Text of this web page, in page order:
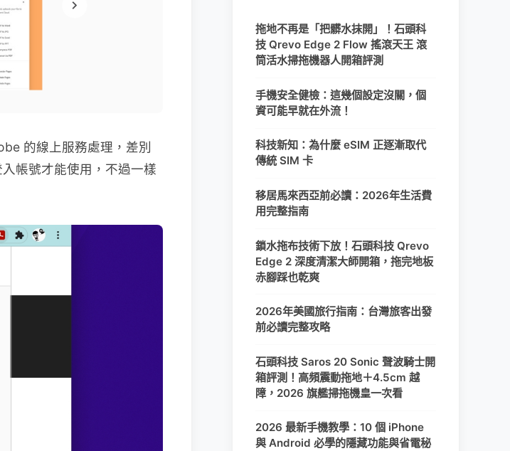
的線上服務處理，差別
帳號才能使用，不過一樣
拖地不再是「把髒水抹開」！石頭科
技 Qrevo Edge 2 Flow 搖滾天王 滾
筒活水掃拖機器人開箱評測
手機安全健檢：這幾個設定沒關，個
資可能早就在外流！
科技新知：為什麼 eSIM 正逐漸取代
傳統 SIM 卡
移居馬來西亞前必讀：2026年生活費
用完整指南
鎖水拖布技術下放！石頭科技 Qrevo
Edge 2 深度清潔大師開箱，拖完地板
赤腳踩也乾爽
2026年美國旅行指南：台灣旅客出發
前必讀完整攻略
石頭科技 Saros 20 Sonic 聲波騎士開
箱評測！高頻震動拖地＋4.5cm 越
障，2026 旗艦掃拖機皇一次看
2026 最新手機教學：10 個 iPhone
與 Android 必學的隱藏功能與省電秘